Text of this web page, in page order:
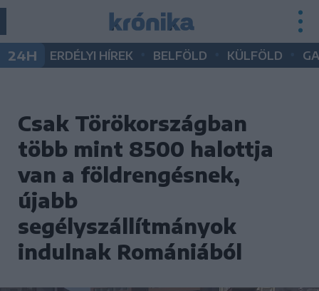
24H ERDÉLYI HÍREK BELFÖLD KÜLFÖLD
Csak Törökországban
több mint 8500 halottja
van a földrengésnek,
újabb
segélyszállítmányok
indulnak Romániából